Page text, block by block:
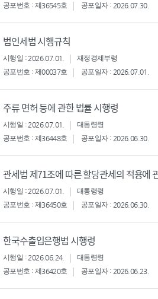
공포번호 : 제36545호
공포일자 : 2026.07.30.
법인세법 시행규칙
시행일 : 2026.07.01.
재정경제부령
공포번호 : 제00037호
공포일자 : 2026.07.01.
주류 면허 등에 관한 법률 시행령
시행일 : 2026.07.01.
대통령령
공포번호 : 제36448호
공포일자 : 2026.06.30.
관세법 제71조에 따른 할당관세의 적용에
시행일 : 2026.07.01.
대통령령
공포번호 : 제36450호
공포일자 : 2026.06.30.
한국수출입은행법 시행령
시행일 : 2026.06.24.
대통령령
공포번호 : 제36420호
공포일자 : 2026.06.23.